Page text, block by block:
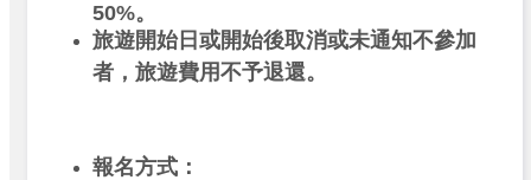
50%。
旅遊開始日或開始後取消或未通知不參加
者，旅遊費用不予退還。
報名方式：